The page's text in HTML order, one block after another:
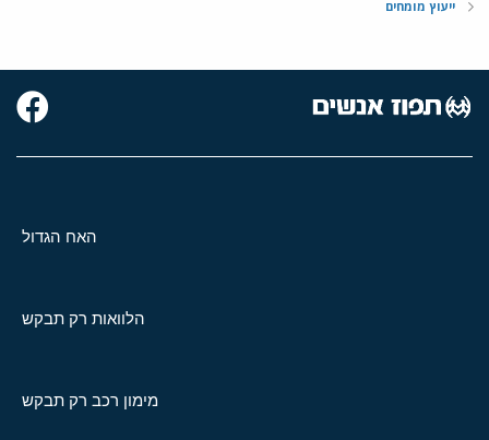
ייעוץ מומחים
האח הגדול
הלוואות רק תבקש
מימון רכב רק תבקש